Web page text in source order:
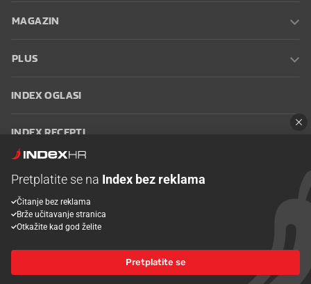
MAGAZIN
PLUS
INDEX OGLASI
INDEX RECEPTI
Oglašavanje Zaposli se na Indexu
korištenja
Postavke kolačića
© 2026 Index
Pretplatite se na Index bez reklama
Čitanje bez reklama
Brže učitavanje stranica
Otkažite kad god želite
Pretplatite se